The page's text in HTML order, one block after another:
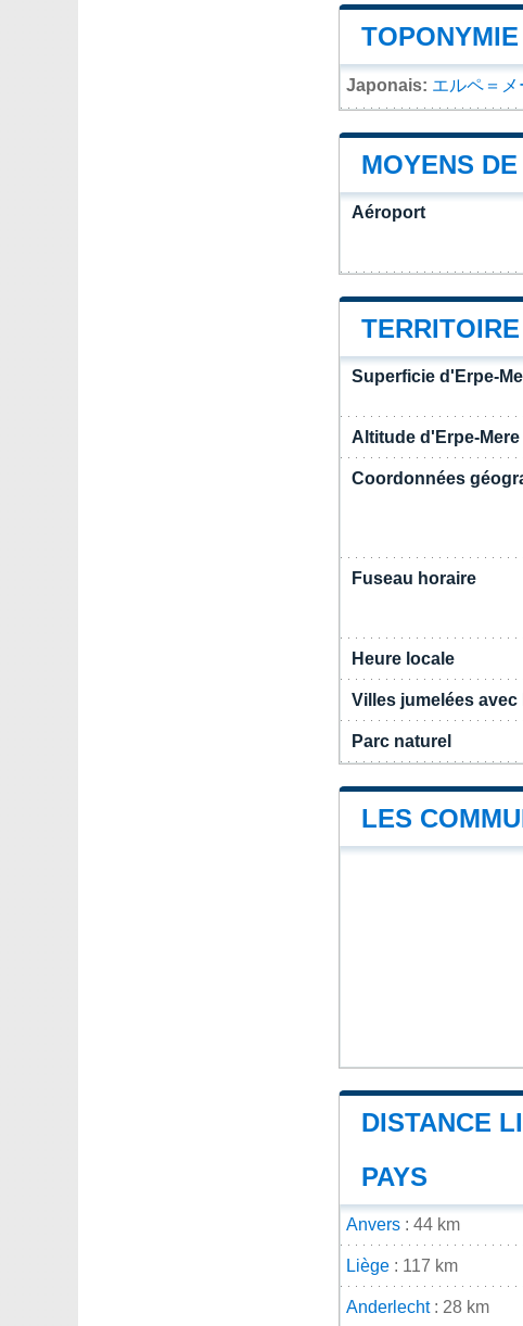
Japonais: エルペ＝メ
MOYENS
Aéroport
Superficie d'Erpe-
Altitude d'Erpe-Mere
Coordonnées
Fuseau horaire
Heure locale
Villes jumelées avec
Parc naturel
LES
DISTANCE
PAYS
Anvers : 44 km
Liège : 117 km
Anderlecht: 28 km